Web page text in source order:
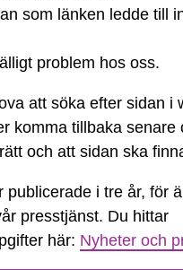
som länken ledde till
problem hos oss.
att söka efter sidan i
komma tillbaka senare
och att sidan ska
publicerade i tre år, för
presstjänst. Du hittar
här: Nyheter och